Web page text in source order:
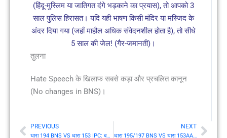
(हिंदू-मुस्लिम या जातिगत दंगे भड़काने का प्रयास), तो आपको 3
साल पुलिस हिरासत। यदि यही भाषण किसी मंदिर या मस्जिद के
अंदर दिया गया (जहाँ माहौल अधिक संवेदनशील होता है), तो सीधे
5 साल की जेल! (गैर-जमानती)।
तुलना
Hate Speech के खिलाफ सबसे कड़ा और प्रचलित कानून
(No changes in BNS)।
PrevPREVIOUS
धारा 194 BNS VS धारा 153 IPC: बलवा (Rioting) कराने के आशय से स्वेच्छया प्रकोपन (Provocation) देना
NEXT
धारा 195/197 BNS VS धारा 153AA/153B IPC: सामूहिक ड्रिल (Mass drill) और राष्ट्रीय अखंडता पर लांछनNext